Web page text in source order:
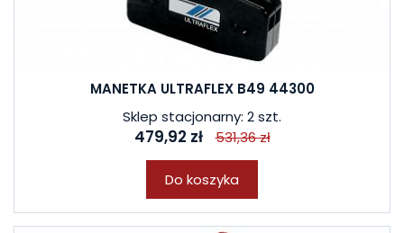
MANETKA ULTRAFLEX B49 44300
Sklep stacjonarny: 2 szt.
479,92 zł 531,36 zł
Do koszyka